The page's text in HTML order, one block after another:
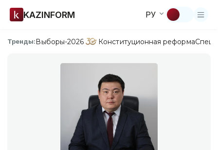
KAZINFORM РУ
Тренды:Выборы-2026 Конституционная реформа